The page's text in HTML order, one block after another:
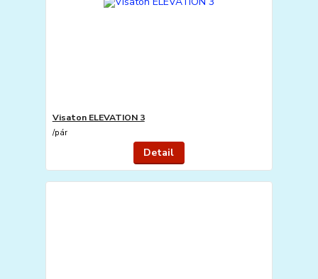
Visaton ELEVATION 3
/pár
Detail